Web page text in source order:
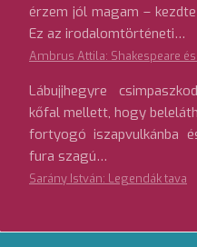
érzem jól magam –
Ez az irodalomtörténeti…
Ambrus Attila: Shakespeare
Lábujjhegyre
kőfal mellett, hogy
fortyogó iszapvulkánba
fura szagú…
Sarány István: Legendák tava